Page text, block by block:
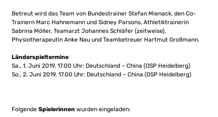
Betreut wird das Team von Bundestrainer Stefan Mienack, den Co-
Trainern Marc Hahnemann und Sidney Parsons, Athletiktrainerin
Sabrina Möller, Teamarzt Johannes Schläfer (zeitweise),
Physiotherapeutin Anke Nau und Teambetreuer Hartmut Großmann.
Länderspieltermine
Sa., 1. Juni 2019, 17.00 Uhr: Deutschland – China (OSP Heidelberg)
So., 2. Juni 2019, 17.00 Uhr: Deutschland – China (OSP Heidelberg)
Folgende Spielerinnen wurden eingeladen: